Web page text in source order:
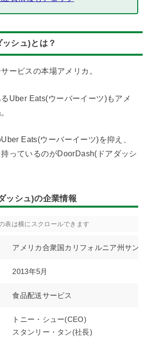
シュ)とは？
ービスの本場アメリカ。
Uber Eats(ウーバーイーツ)もアメ
Eats(ウーバーイーツ)を抑え、
持っているのがDoorDash(ドアダッシ
ッシュ)の企業情報
アメリカ合衆国カリフォルニア州サン
2013年5月
食品配送サービス
トニー・シュー(CEO)
スタンリー・タン(社長)